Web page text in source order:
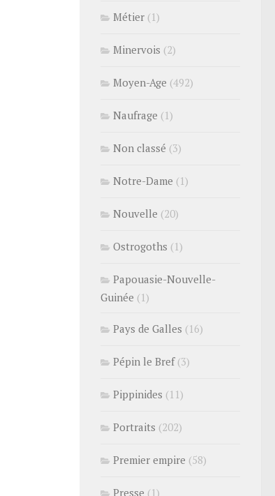
Métier (1)
Minervois (2)
Moyen-Age (492)
Naufrage (1)
Non classé (3)
Notre-Dame (1)
Nouvelle (20)
Ostrogoths (1)
Papouasie-Nouvelle-
Guinée (1)
Pays de Galles (16)
Pépin le Bref(3)
Pippinides (11)
Portraits (202)
Premier empire (58)
Presse (1)